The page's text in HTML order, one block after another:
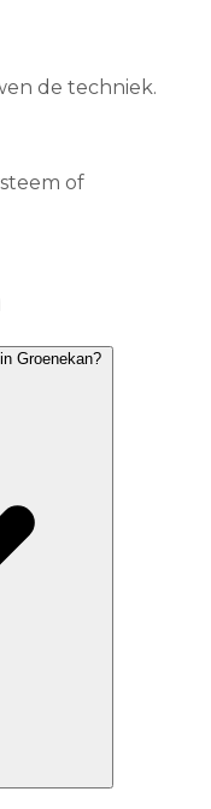
de techniek.
of
bedrijf in Groenekan?